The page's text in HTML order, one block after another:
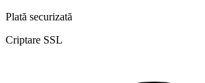
Plată securizată
Criptare SSL